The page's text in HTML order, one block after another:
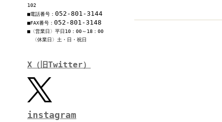
102
■電話番号： 052-801-3144
■FAX番号： 052-801-3148
■〈営業日〉平日10：00～18：00
〈休業日〉土・日・祝日
X（旧Twitter）
instagram